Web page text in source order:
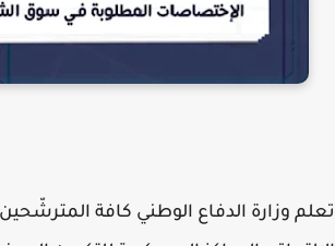
وزارة الدفاع الوطني كافة المترشّحين